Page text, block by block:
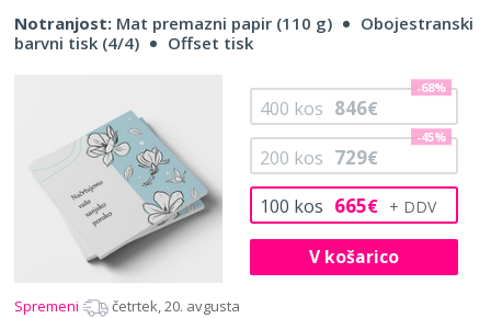
Notranjost: Mat premazni papir (110 g)
Obojestranski
barvni tisk (4/4)
Offset tisk
100 kos 665€
200 kos 729€
-45%
400 kos 846€
-68%
V košarico
Spremeni četrtek, 20. avgusta